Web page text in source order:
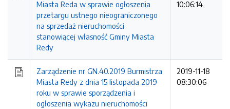
Miasta Reda w sprawie ogłoszenia
przetargu ustnego nieograniczonego
na sprzedaż nieruchomości
stanowiącej własność Gminy Miasta
Redy
10:06:14
Zarządzenie nr GN.40.2019 Burmistrza
Miasta Redy z dnia 15 listopada 2019
roku w sprawie sporządzenia i
ogłoszenia wykazu nieruchomości
2019-11-18
08:30:06